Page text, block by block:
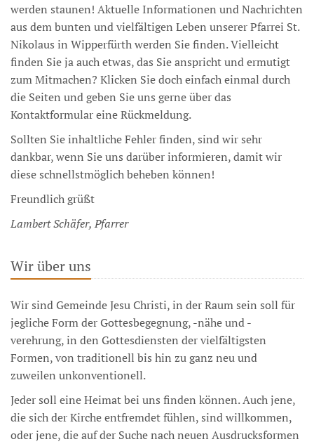
werden staunen! Aktuelle Informationen und Nachrichten
aus dem bunten und vielfältigen Leben unserer Pfarrei St.
Nikolaus in Wipperfürth werden Sie finden. Vielleicht
finden Sie ja auch etwas, das Sie anspricht und ermutigt
zum Mitmachen? Klicken Sie doch einfach einmal durch
die Seiten und geben Sie uns gerne über das
Kontaktformular eine Rückmeldung.
Sollten Sie inhaltliche Fehler finden, sind wir sehr
dankbar, wenn Sie uns darüber informieren, damit wir
diese schnellstmöglich beheben können!
Freundlich grüßt
Lambert Schäfer, Pfarrer
Wir über uns
Wir sind Gemeinde Jesu Christi, in der Raum sein soll für
jegliche Form der Gottesbegegnung, -nähe und -
verehrung, in den Gottesdiensten der vielfältigsten
Formen, von traditionell bis hin zu ganz neu und
zuweilen unkonventionell.
Jeder soll eine Heimat bei uns finden können. Auch jene,
die sich der Kirche entfremdet fühlen, sind willkommen,
oder jene, die auf der Suche nach neuen Ausdrucksformen